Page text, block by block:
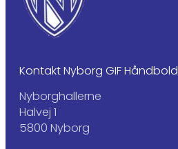
Kontakt Nyborg GIF Håndbold
Nyborghallerne
Halvej 1
5800 Nyborg